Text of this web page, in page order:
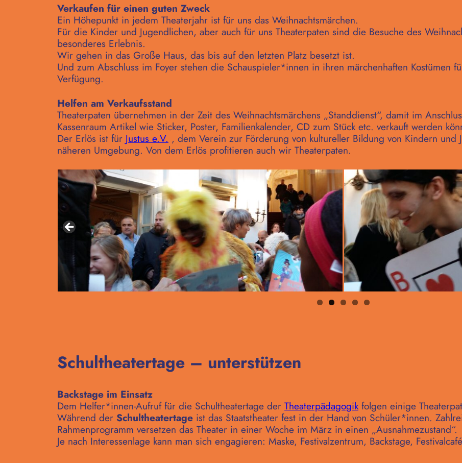
Verkaufen für einen guten Zweck
Ein Höhepunkt in jedem Theaterjahr ist für uns das Weihnachtsmärchen.
Für die Kinder und Jugendlichen, aber auch für uns Theaterpaten sind die Besuche des
besonderes Erlebnis.
Wir gehen in das Große Haus, das bis auf den letzten Platz besetzt ist.
Und zum Abschluss im Foyer stehen die Schauspieler*innen in ihren märchenhaften Kostümen
Verfügung.
Helfen am Verkaufsstand
Theaterpaten übernehmen in der Zeit des Weihnachtsmärchens „Standdienst“, damit im
Kassenraum Artikel wie Sticker, Poster, Familienkalender, CD zum Stück etc. verkauft werden
Der Erlös ist für Justus e.V. , dem Verein zur Förderung von kultureller Bildung von Kindern
näheren Umgebung. Von dem Erlös profitieren auch wir Theaterpaten.
Schultheatertage – unterstützen
Backstage im Einsatz
Dem Helfer*innen-Aufruf für die Schultheatertage der Theaterpädagogikfolgen einige
Während der Schultheatertage ist das Staatstheater fest in der Hand von Schüler*innen.
Rahmenprogramm versetzen das Theater in einer Woche im März in einen „Ausnahmezustand“.
Je nach Interessenlage kann man sich engagieren: Maske, Festivalzentrum, Backstage,